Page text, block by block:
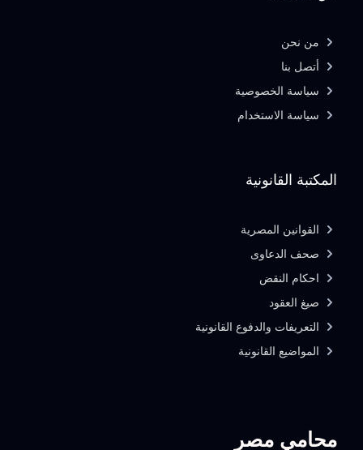
محامي مصر
المكتبة القانونية
القوانين المصرية
صحف الدعاوى
احكام النقض
صيغ العقود
التعريفات والدفوع القانونية
المواضيع القانونية
من نحن
أتصل بنا
سياسة الخصوصية
سياسة الاستخدام